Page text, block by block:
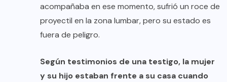
acompañaba en ese momento, sufrió un roce de
proyectil en la zona lumbar, pero su estado es
fuera de peligro.
Según testimonios de una testigo, la mujer
y su hijo estaban frente a su casa cuando